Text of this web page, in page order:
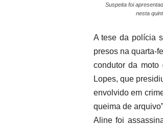
Suspeita foi
nesta
A tese da polícia
presos na quarta-
condutor da
Lopes, que
envolvido em
queima de
Aline foi